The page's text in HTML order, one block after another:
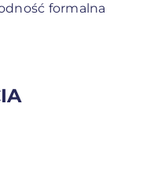
formalna